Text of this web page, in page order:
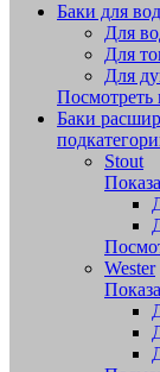
Баки для
Для
Для
Для
Посмотреть
Баки
Stout
Wester